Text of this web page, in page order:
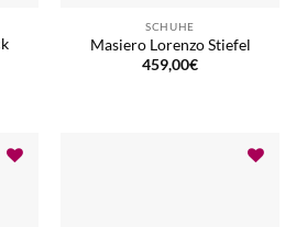
SCHUHE
Masiero Lorenzo Stiefel
459,00€